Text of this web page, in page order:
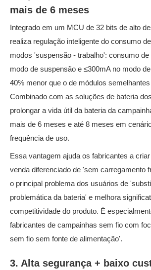
mais de 6 meses
Integrado em um MCU de 32 bits de alto
realiza regulação inteligente do consumo
modos 'suspensão - trabalho': consumo de
modo de suspensão e ≤300mA no modo
40% menor que o de módulos
Combinado com as soluções de bateria
prolongar a vida útil da bateria da
mais de 6 meses e até 8 meses em
frequência de uso.
Essa vantagem ajuda os fabricantes a
venda diferenciado de 'sem carregamento
o principal problema dos usuários de
problemática da bateria' e melhora
competitividade do produto. É
fabricantes de campainhas sem fio com
sem fio sem fonte de alimentação'.
3. Alta segurança + baixo